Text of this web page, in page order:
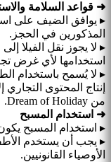
➜ قواعد السلامة
▸ يوافق الضيف على
المذكورين في الحجز.
▸ لا يجوز نقل الفيلا
استخدامها لأي غرض
▸ لا يُسمح باستخدام
إنتاج المحتوى
من Dream of Holiday.
➜ استخدام المسبح
▸ استخدام المسبح
▸ يجب أن يستخدم
الأوصياء القانونيين.